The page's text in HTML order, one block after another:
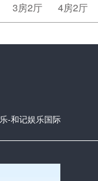
3房2厅 4房2厅
-和记娱乐国际